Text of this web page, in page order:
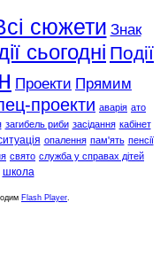
сюжети Знак
сьогодні Події
Проекти Прямим
проекти аварія ато
загибель риби засідання кабінет
опалення пам'ять пенсії
свято служба у справах дітей
школа
Flash Player